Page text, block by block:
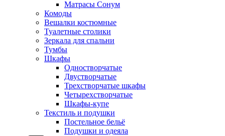
Матрасы Сонум
Комоды
Вешалки костюмные
Туалетные столики
Зеркала для спальни
Тумбы
Шкафы
Одностворчатые
Двустворчатые
Трехстворчатые шкафы
Четырехстворчатые
Шкафы-купе
Текстиль и подушки
Постельное бельё
Подушки и одеяла